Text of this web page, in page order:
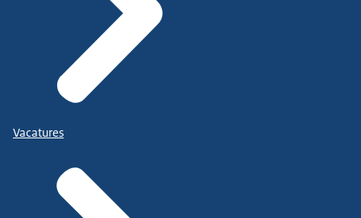
Vacatures